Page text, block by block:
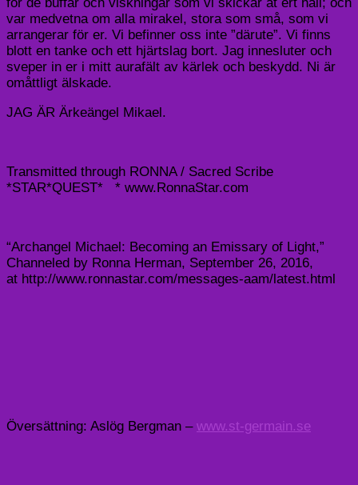
var medvetna om alla mirakel, stora som små, som vi
arrangerar för er. Vi befinner oss inte ”därute”. Vi finns
blott en tanke och ett hjärtslag bort. Jag innesluter och
sveper in er i mitt aurafält av kärlek och beskydd. Ni är
omåttligt älskade.
JAG ÄR Ärkeängel Mikael.
Transmitted through RONNA / Sacred Scribe
*STAR*QUEST* * www.RonnaStar.com
“Archangel Michael: Becoming an Emissary of Light,”
Channeled by Ronna Herman, September 26, 2016,
at http://www.ronnastar.com/messages-aam/latest.html
Översättning: Aslög Bergman – www.st-germain.se